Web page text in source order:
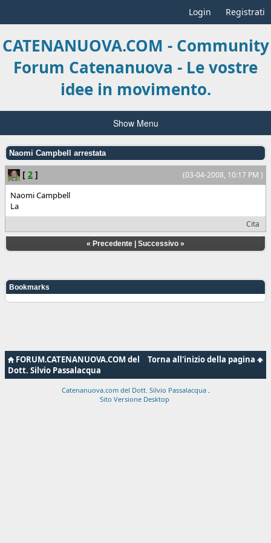
Login Registrati
CATENANUOVA.COM - Community
Forum Catenanuova - Le vostre
idee in movimento.
Show Menu
Naomi Campbell arrestata
(03-04-2008, 10:17 PM )
[ 2 ]
Naomi Campbell
La
Cita
« Precedente Successivo »
Bookmarks
Torna all'inizio della pagina
FORUM.CATENANUOVA.COM del
Dott. Silvio Passalacqua
Catenanuova.com del Dott. Silvio Passalacqua
Sito Versione Desktop